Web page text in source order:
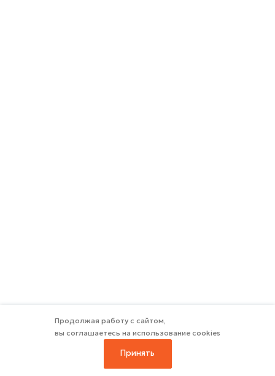
Продолжая работу с сайтом,
вы соглашаетесь на использование cookies
Принять